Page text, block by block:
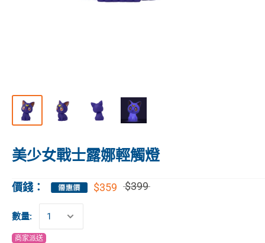
美少女戰士露娜輕觸燈
價錢： $359 $399
數量:
商家派送